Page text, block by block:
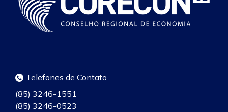
Telefones de Contato
(85) 3246-1551
(85) 3246-0523